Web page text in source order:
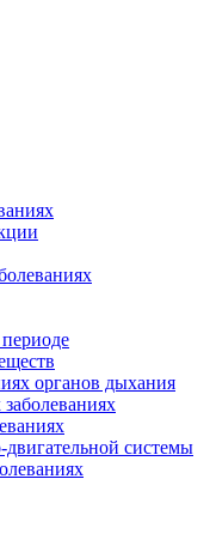
органов дыхания
системы